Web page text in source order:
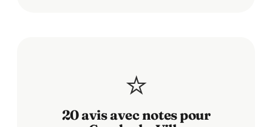
⭐
20 avis avec notes pour